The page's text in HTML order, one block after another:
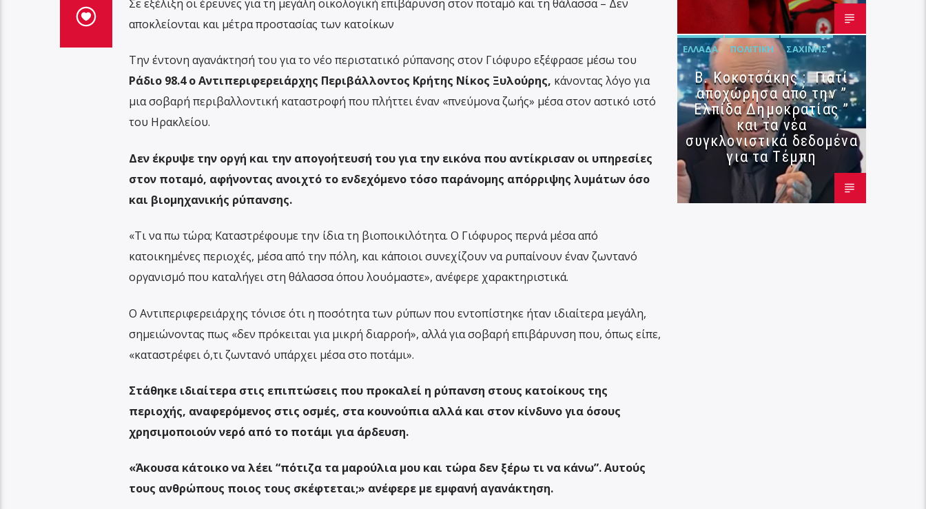
Σε εξέλιξη οι έρευνες για τη μεγάλη οικολογική επιβάρυνση στον ποταμό και τη θάλασσα – Δεν
αποκλείονται και μέτρα προστασίας των κατοίκων
Την έντονη αγανάκτησή του για το νέο περιστατικό ρύπανσης στον Γιόφυρο εξέφρασε μέσω του
Ράδιο 98.4 ο Αντιπεριφερειάρχης Περιβάλλοντος Κρήτης Νίκος Ξυλούρης, κάνοντας λόγο για
μια σοβαρή περιβαλλοντική καταστροφή που πλήττει έναν «πνεύμονα ζωής» μέσα στον αστικό ιστό
του Ηρακλείου.
Δεν έκρυψε την οργή και την απογοήτευσή του για την εικόνα που αντίκρισαν οι υπηρεσίες
στον ποταμό, αφήνοντας ανοιχτό το ενδεχόμενο τόσο παράνομης απόρριψης λυμάτων όσο
και βιομηχανικής ρύπανσης.
«Τι να πω τώρα; Καταστρέφουμε την ίδια τη βιοποικιλότητα. Ο Γιόφυρος περνά μέσα από
κατοικημένες περιοχές, μέσα από την πόλη, και κάποιοι συνεχίζουν να ρυπαίνουν έναν ζωντανό
οργανισμό που καταλήγει στη θάλασσα όπου λουόμαστε», ανέφερε χαρακτηριστικά.
Ο Αντιπεριφερειάρχης τόνισε ότι η ποσότητα των ρύπων που εντοπίστηκε ήταν ιδιαίτερα μεγάλη,
σημειώνοντας πως «δεν πρόκειται για μικρή διαρροή», αλλά για σοβαρή επιβάρυνση που, όπως είπε,
«καταστρέφει ό,τι ζωντανό υπάρχει μέσα στο ποτάμι».
Στάθηκε ιδιαίτερα στις επιπτώσεις που προκαλεί η ρύπανση στους κατοίκους της
περιοχής, αναφερόμενος στις οσμές, στα κουνούπια αλλά και στον κίνδυνο για όσους
χρησιμοποιούν νερό από το ποτάμι για άρδευση.
«Άκουσα κάτοικο να λέει “πότιζα τα μαρούλια μου και τώρα δεν ξέρω τι να κάνω”. Αυτούς
τους ανθρώπους ποιος τους σκέφτεται;» ανέφερε με εμφανή αγανάκτηση.
ΕΛΛΆΔΑ ΠΟΛΙΤΙΚΉ ΣΑΧΊΝΗΣ
Β. Κοκοτσάκης : Γιατί
αποχώρησα από την ”
Ελπίδα Δημοκρατίας ”
και τα νέα
συγκλονιστικά δεδομένα
για τα Τέμπη